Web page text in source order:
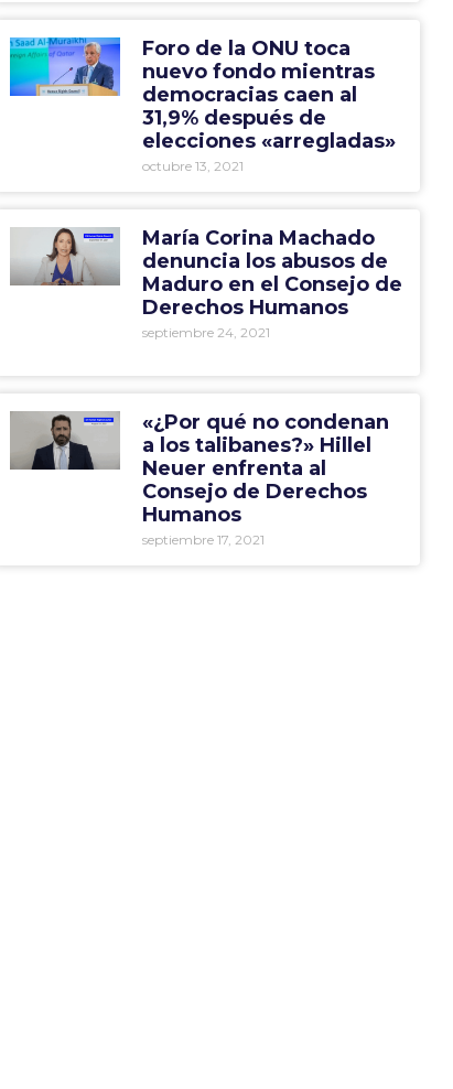
Foro de la ONU toca
nuevo fondo mientras
democracias caen al
31,9% después de
elecciones «arregladas»
octubre 13, 2021
María Corina Machado
denuncia los abusos de
Maduro en el Consejo de
Derechos Humanos
septiembre 24, 2021
«¿Por qué no condenan
a los talibanes?» Hillel
Neuer enfrenta al
Consejo de Derechos
Humanos
septiembre 17, 2021